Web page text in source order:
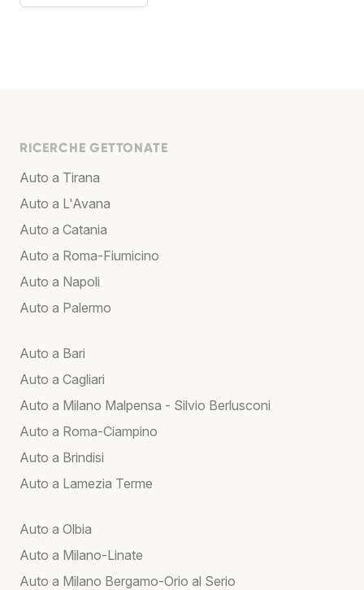
RICERCHE GETTONATE
Auto a Tirana
Auto a L'Avana
Auto a Catania
Auto a Roma-Fiumicino
Auto a Napoli
Auto a Palermo
Auto a Bari
Auto a Cagliari
Auto a Milano Malpensa - Silvio Berlusconi
Auto a Roma-Ciampino
Auto a Brindisi
Auto a Lamezia Terme
Auto a Olbia
Auto a Milano-Linate
Auto a Milano Bergamo-Orio al Serio